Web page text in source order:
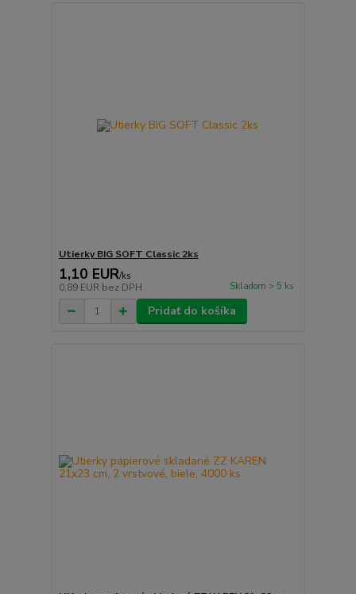
Utierky BIG SOFT Classic 2ks
1,10 EUR/ks
0,89 EUR bez DPH Skladom > 5 ks
Pridať do košíka